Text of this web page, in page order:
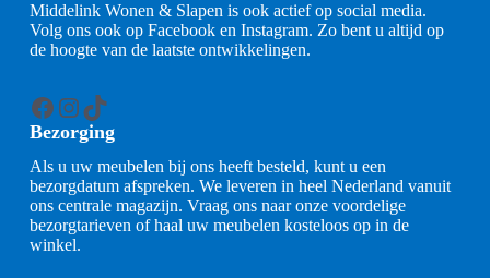
Middelink Wonen & Slapen is ook actief op social media.
Volg ons ook op Facebook en Instagram. Zo bent u altijd op
de hoogte van de laatste ontwikkelingen.
Facebook
Instagram
TikTok
Bezorging
Als u uw meubelen bij ons heeft besteld, kunt u een
bezorgdatum afspreken. We leveren in heel Nederland vanuit
ons centrale magazijn. Vraag ons naar onze voordelige
bezorgtarieven of haal uw meubelen kosteloos op in de
winkel.